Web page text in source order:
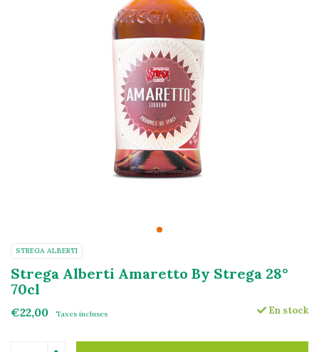
STREGA ALBERTI
Strega Alberti Amaretto By Strega 28°
70cl
€22,00 Taxes incluses En stock